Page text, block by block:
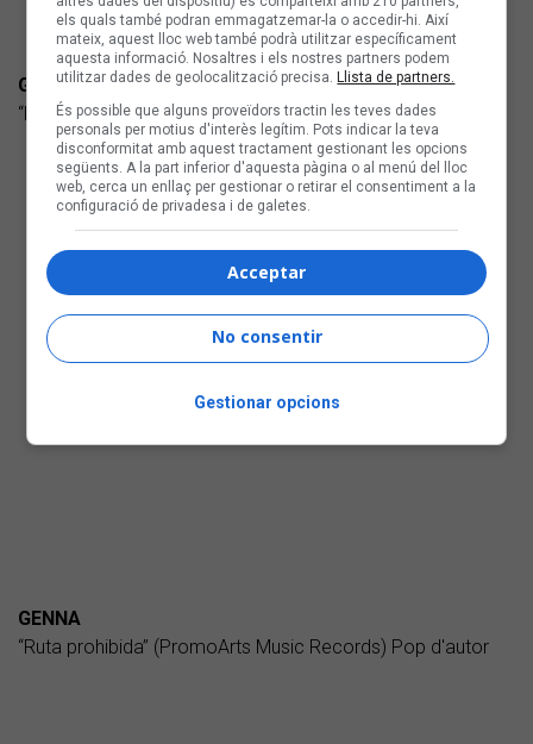
GAVINA.MP3
“L'hivern avança” (autoeditat) Pop-rock
GENNA
“Ruta prohibida” (PromoArts Music Records) Pop d'autor
els quals també podran emmagatzemar-la o accedir-hi. Així
mateix, aquest lloc web també podrà utilitzar específicament
aquesta informació. Nosaltres i els nostres partners podem
utilitzar dades de geolocalització precisa. Llista de partners.
És possible que alguns proveïdors tractin les teves dades
personals per motius d'interès legítim. Pots indicar la teva
disconformitat amb aquest tractament gestionant les opcions
següents. A la part inferior d'aquesta pàgina o al menú del lloc
web, cerca un enllaç per gestionar o retirar el consentiment a la
configuració de privadesa i de galetes.
Acceptar
No consentir
Gestionar opcions